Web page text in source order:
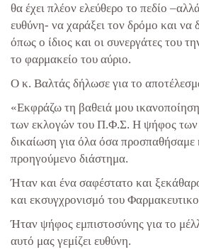
θα έχει πλέον ελεύθερο το πεδίο
ευθύνη- να χαράξει τον δρόμο και να
όπως ο ίδιος και οι συνεργάτες του
το φαρμακείο του αύριο.
O κ. Βαλτάς δήλωσε για το
«Εκφράζω τη βαθειά μου
των εκλογών του Π.Φ.Σ. Η ψήφος
δικαίωση για όλα όσα προσπαθήσαμε
προηγούμενο διάστημα.
Ήταν και ένα σαφέστατο και
και εκσυγχρονισμό του
Ήταν ψήφος εμπιστοσύνης για το
αυτό μας γεμίζει ευθύνη.